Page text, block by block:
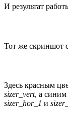
И результат
Тот же скриншот
Здесь красным
sizer_vert, а синим
sizer_hor_1 и